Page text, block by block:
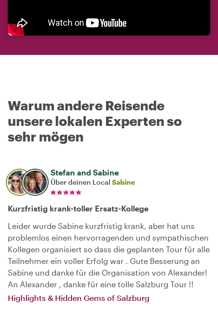
Warum andere Reisende
unsere lokalen Experten so
sehr mögen
Stefan and Sabine
Über deinen Local Sabine
Kurzfristig krank-toller Ersatz-Kollege
Leider wurde Sabine kurzfristig krank, aber hat uns
problemlos einen hervorragenden und sympathischen
Kollegen organisiert so dass die geplanten Tour für alle
Teilnehmer ein voller Erfolg war . Gute Besserung an
Sabine und danke für die Organisation von Alexander!
An Alexander , danke für eine tolle Salzburg Tour !!
Highlights & Hidden Gems of Salzburg